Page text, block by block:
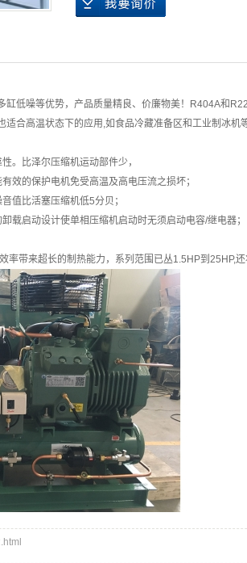
低噪等优势，产品质量精良、价廉物美！R404A和
合高温状态下的应用,如食品冷藏准备区和工业制冰机
比泽尔压缩机运动部件少，
的保护电机免受高温及高电压流之损坏；
比活塞压缩机低5分贝；
启动设计使单相压缩机启动时无须启动电容/继电器；
带来超长的制热能力，系列范围已丛1.5HP到25HP,还